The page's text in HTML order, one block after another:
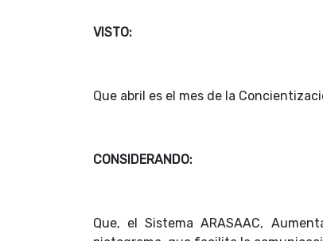
VISTO:
Que abril es el mes de la
CONSIDERANDO:
Que, el Sistema ARASAAC,